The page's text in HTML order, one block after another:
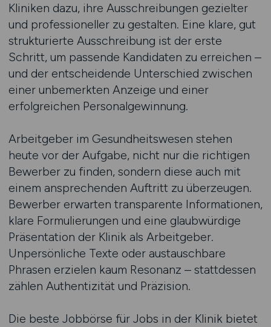
Kliniken dazu, ihre Ausschreibungen gezielter
und professioneller zu gestalten. Eine klare, gut
strukturierte Ausschreibung ist der erste
Schritt, um passende Kandidaten zu erreichen –
und der entscheidende Unterschied zwischen
einer unbemerkten Anzeige und einer
erfolgreichen Personalgewinnung.
Arbeitgeber im Gesundheitswesen stehen
heute vor der Aufgabe, nicht nur die richtigen
Bewerber zu finden, sondern diese auch mit
einem ansprechenden Auftritt zu überzeugen.
Bewerber erwarten transparente Informationen,
klare Formulierungen und eine glaubwürdige
Präsentation der Klinik als Arbeitgeber.
Unpersönliche Texte oder austauschbare
Phrasen erzielen kaum Resonanz – stattdessen
zählen Authentizität und Präzision.
Die beste Jobbörse für Jobs in der Klinik bietet